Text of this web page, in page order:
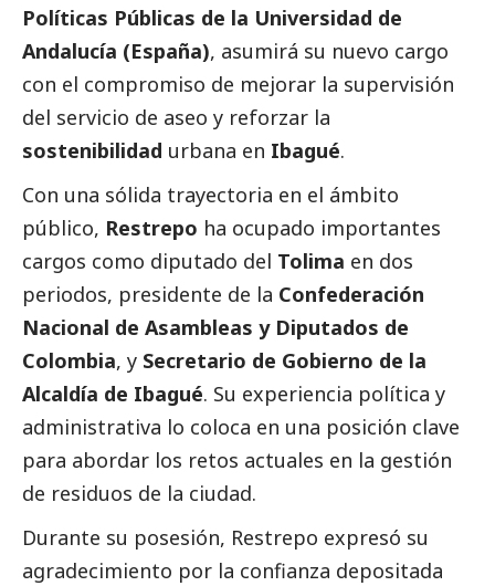
Políticas Públicas de la Universidad de
Andalucía (España), asumirá su nuevo cargo
con el compromiso de mejorar la supervisión
del servicio de aseo y reforzar la
sostenibilidad urbana en Ibagué.
Con una sólida trayectoria en el ámbito
público, Restrepo ha ocupado importantes
cargos como diputado del Tolima en dos
periodos, presidente de la Confederación
Nacional de Asambleas y Diputados de
Colombia, y Secretario de Gobierno de la
Alcaldía de Ibagué. Su experiencia política y
administrativa lo coloca en una posición clave
para abordar los retos actuales en la gestión
de residuos de la ciudad.
Durante su posesión, Restrepo expresó su
agradecimiento por la confianza depositada